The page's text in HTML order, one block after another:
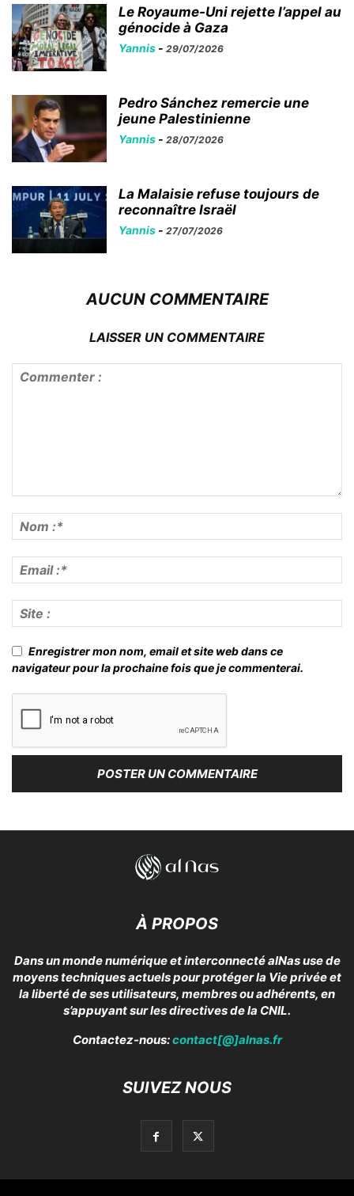
Le Royaume-Uni rejette l’appel au
génocide à Gaza
Yannis - 29/07/2026
Pedro Sánchez remercie une
jeune Palestinienne
Yannis - 28/07/2026
La Malaisie refuse toujours de
reconnaître Israël
Yannis - 27/07/2026
AUCUN COMMENTAIRE
LAISSER UN COMMENTAIRE
Enregistrer mon nom, email et site web dans ce
navigateur pour la prochaine fois que je commenterai.
À PROPOS
Dans un monde numérique et interconnecté alNas use de
moyens techniques actuels pour protéger la Vie privée et
la liberté de ses utilisateurs, membres ou adhérents, en
s’appuyant sur les directives de la CNIL.
Contactez-nous:contact[@]alnas.fr
SUIVEZ NOUS